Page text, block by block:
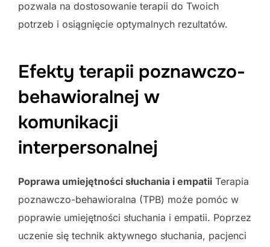
pozwala na dostosowanie terapii do Twoich
potrzeb i osiągnięcie optymalnych rezultatów.
Efekty terapii poznawczo-
behawioralnej w
komunikacji
interpersonalnej
Poprawa umiejętności słuchania i empatii Terapia
poznawczo-behawioralna (TPB) może pomóc w
poprawie umiejętności słuchania i empatii. Poprzez
uczenie się technik aktywnego słuchania, pacjenci